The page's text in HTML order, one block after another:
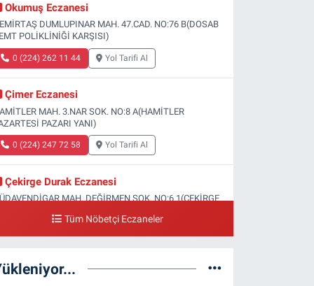
Okumuş Eczanesi
DUMLUPINAR MAH. 47.CAD. NO:76 B(DOSAB
POLİKLİNİĞİ KARŞISI)
0 (224) 262 11 44 Yol Tarifi Al
Çimer Eczanesi
MAH. 3.NAR SOK. NO:8 A(HAMİTLER
PAZARI YANI)
0 (224) 247 72 58 Yol Tarifi Al
Çekirge Durak Eczanesi
MAH. DEĞİRMEN SOK. NO:6 1(ÇEKİRGE
Engin Eczanesi
Tüm Nöbetçi Eczaneler